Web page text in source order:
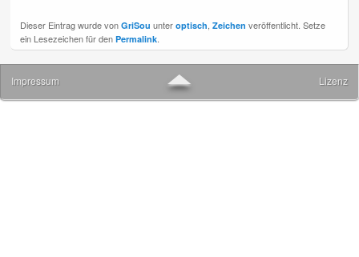
Dieser Eintrag wurde vonGriSou unteroptisch,Zeichen veröffentlicht. Setze
ein Lesezeichen für denPermalink.
Impressum ▲ Lizenz